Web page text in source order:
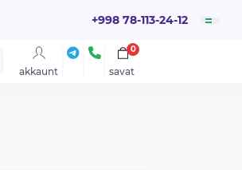
+998 78-113-24-12
akkaunt savat
0